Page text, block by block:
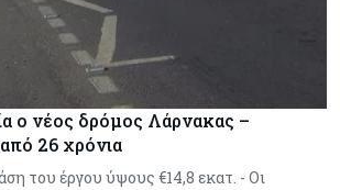
ο νέος δρόμος Λάρνακας –
26 χρόνια
του έργου ύψους €14,8 εκατ. - Οι